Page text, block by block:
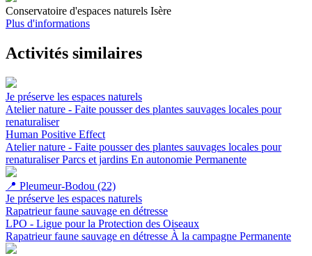
Conservatoire d'espaces naturels Isère
Plus d'informations
Activités similaires
Je préserve les espaces naturels
Atelier nature - Faite pousser des plantes sauvages locales pour
renaturaliser
Human Positive Effect
Atelier nature - Faite pousser des plantes sauvages locales pour
renaturaliser Parcs et jardins En autonomie Permanente
📍 Pleumeur-Bodou (22)
Je préserve les espaces naturels
Rapatrieur faune sauvage en détresse
LPO - Ligue pour la Protection des Oiseaux
Rapatrieur faune sauvage en détresse À la campagne Permanente